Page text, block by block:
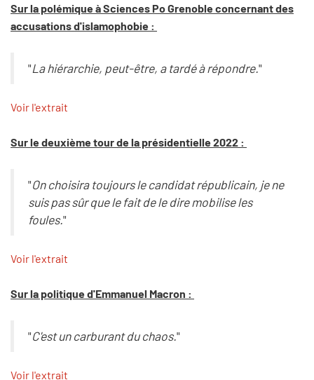
Sur la polémique à Sciences Po Grenoble concernant des
accusations d'islamophobie :
"La hiérarchie, peut-être, a tardé à répondre."
Voir l'extrait
Sur le deuxième tour de la présidentielle 2022 :
"On choisira toujours le candidat républicain, je ne
suis pas sûr que le fait de le dire mobilise les
foules."
Voir l'extrait
Sur la politique d'Emmanuel Macron :
"C'est un carburant du chaos."
Voir l'extrait